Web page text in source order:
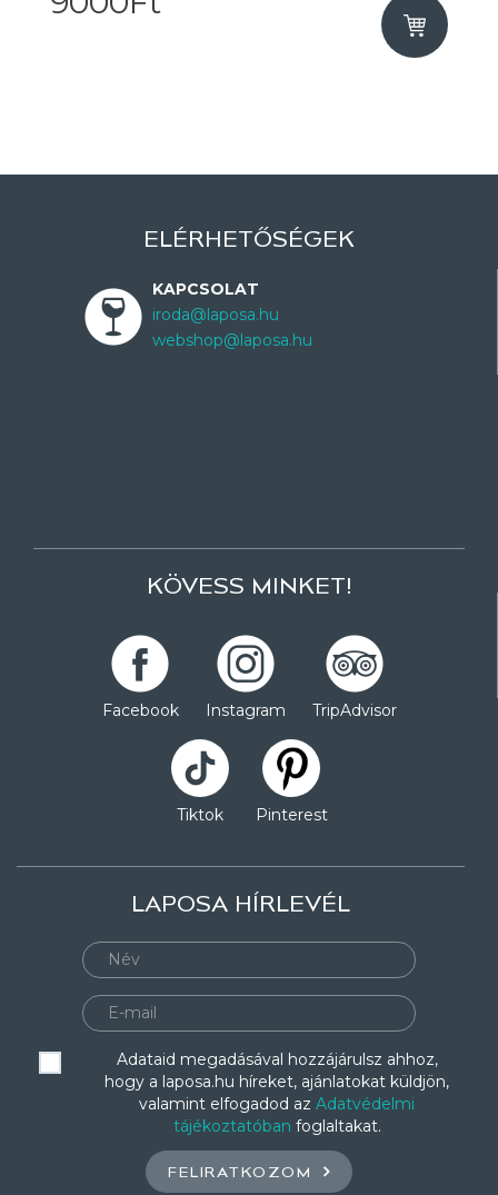
ELÉRHETŐSÉGEK
KAPCSOLAT
iroda@laposa.hu
webshop@laposa.hu
KÖVESS MINKET!
Facebook Instagram TripAdvisor
Tiktok Pinterest
LAPOSA HÍRLEVÉL
Adataid megadásával hozzájárulsz ahhoz,
hogy a laposa.hu híreket, ajánlatokat küldjön,
valamint elfogadod az Adatvédelmi
tájékoztatóban foglaltakat.
FELIRATKOZOM